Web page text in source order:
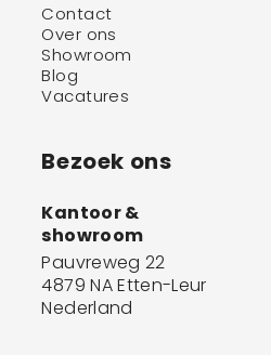
Contact
Over ons
Showroom
Blog
Vacatures
Bezoek ons
Kantoor &
showroom
Pauvreweg 22
4879 NA Etten-Leur
Nederland